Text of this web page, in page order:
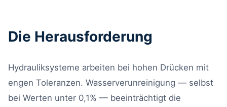
Die Herausforderung
Hydrauliksysteme arbeiten bei hohen Drücken mit
engen Toleranzen. Wasserverunreinigung — selbst
bei Werten unter 0,1% — beeinträchtigt die